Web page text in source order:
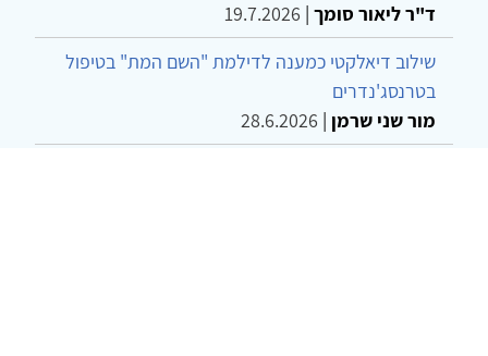
ד"ר ליאור סומך |
19.7.2026
שילוב דיאלקטי כמענה לדילמת "השם המת" בטיפול
בטרנסג'נדרים
מור שני שרמן |
28.6.2026